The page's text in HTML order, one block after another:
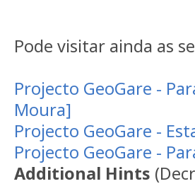
Pode visitar ainda as
Projecto GeoGare -
Moura]
Projecto GeoGare -
Projecto GeoGare -
Additional Hints (